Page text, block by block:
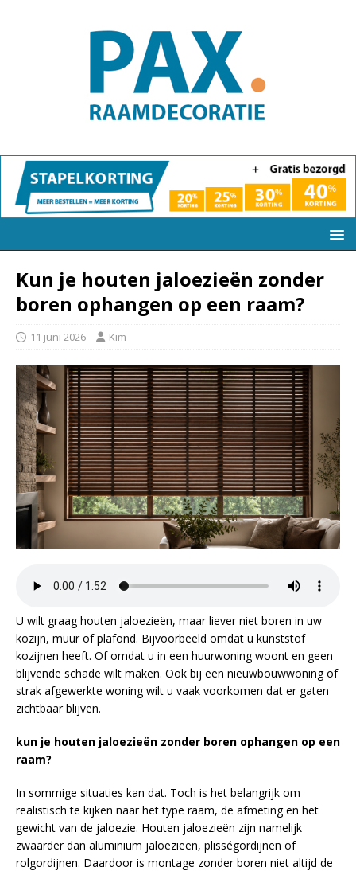
Kun je houten jaloezieën zonder
boren ophangen op een raam?
11 juni 2026 Kim
U wilt graag houten jaloezieën, maar liever niet boren in uw
kozijn, muur of plafond. Bijvoorbeeld omdat u kunststof
kozijnen heeft. Of omdat u in een huurwoning woont en geen
blijvende schade wilt maken. Ook bij een nieuwbouwwoning of
strak afgewerkte woning wilt u vaak voorkomen dat er gaten
zichtbaar blijven.
kun je houten jaloezieën zonder boren ophangen op een
raam?
In sommige situaties kan dat. Toch is het belangrijk om
realistisch te kijken naar het type raam, de afmeting en het
gewicht van de jaloezie. Houten jaloezieën zijn namelijk
zwaarder dan aluminium jaloezieën, plisségordijnen of
rolgordijnen. Daardoor is montage zonder boren niet altijd de